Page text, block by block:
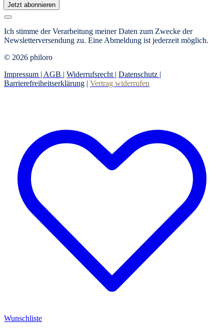
Jetzt abonnieren
Ich stimme der Verarbeitung meiner Daten zum Zwecke der
Newsletterversendung zu. Eine Abmeldung ist jederzeit möglich.
© 2026 philoro
Impressum | AGB | Widerrufsrecht | Datenschutz |
Barrierefreiheitserklärung | Vertrag widerrufen
Wunschliste